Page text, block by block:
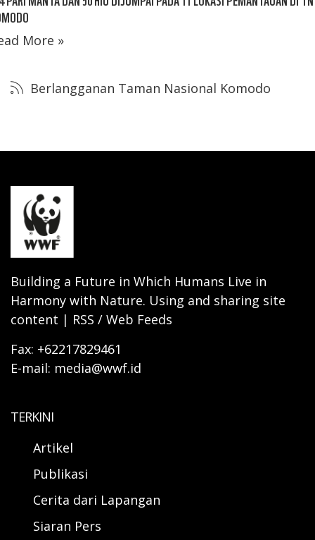
More »
Berlangganan Taman Nasional Komodo
Building a Future in Which Humans Live in
Harmony with Nature. Using and sharing site
content | RSS / Web Feeds
Fax: +62217829461
E-mail: media@wwf.id
TERKINI
Artikel
Publikasi
Cerita dari Lapangan
Siaran Pers